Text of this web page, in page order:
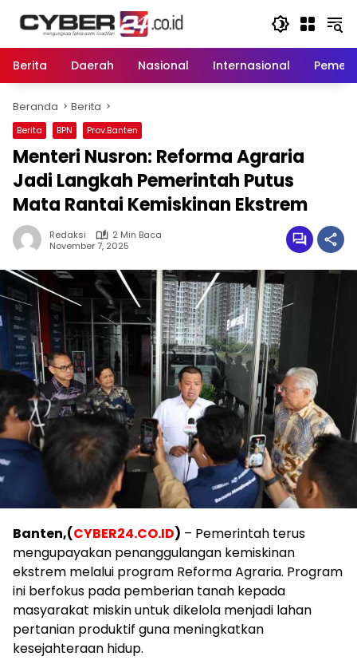
Berita
Daerah Nasional Internasional
Beranda Berita
Berita BPN Prov.Banten
Menteri Nusron: Reforma Agraria
Jadi Langkah Pemerintah Putus
Mata Rantai Kemiskinan Ekstrem
Redaksi
2 Min Baca
November 7, 2025
Banten,(CYBER24.CO.ID) – Pemerintah terus
mengupayakan penanggulangan kemiskinan
ekstrem melalui program Reforma Agraria. Program
ini berfokus pada pemberian tanah kepada
masyarakat miskin untuk dikelola menjadi lahan
pertanian produktif guna meningkatkan
kesejahteraan hidup.